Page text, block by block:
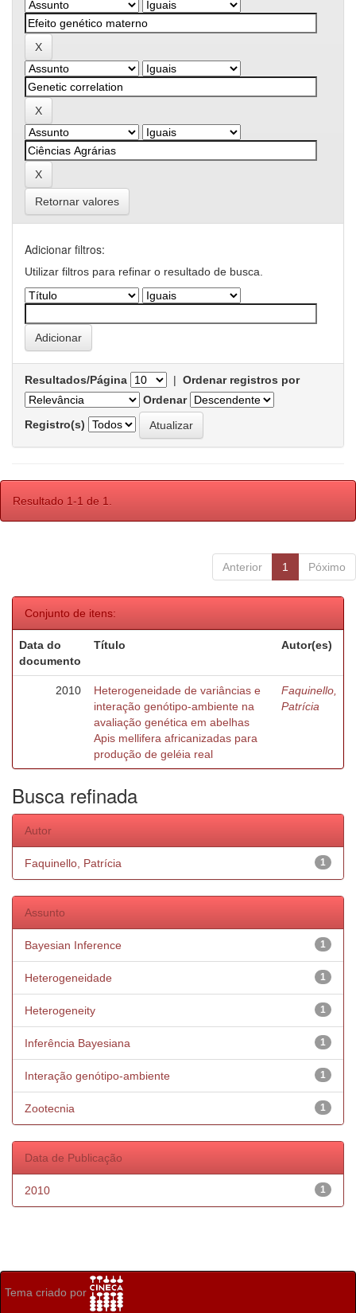
Retornar valores
Adicionar filtros:
Utilizar filtros para refinar o resultado de busca.
Resultados/Página | Ordenar registros por
Ordenar
Registro(s)
Resultado 1-1 de 1.
Anterior 1 Póximo
Conjunto de itens:
Data do
documento
Título Autor(es)
2010
Heterogeneidade de variâncias e
interação genótipo-ambiente na
avaliação genética em abelhas
Apis mellifera africanizadas para
produção de geléia real
Faquinello,
Patrícia
Busca refinada
Autor
1
Faquinello, Patrícia
Assunto
1
Bayesian Inference
1
Heterogeneidade
1
Heterogeneity
1
Inferência Bayesiana
1
Interação genótipo-ambiente
1
Zootecnia
Data de Publicação
1
2010
Tema criado por